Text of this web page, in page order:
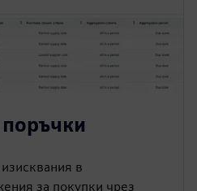
в
за покупки чрез